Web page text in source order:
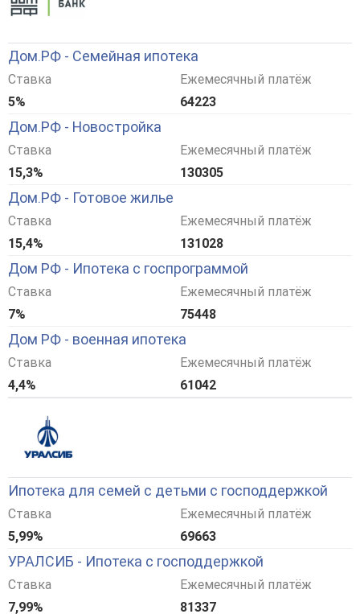
Дом.РФ - Семейная ипотека
Ставка
5%
Ежемесячный платёж
64223
Дом.РФ - Новостройка
Ставка
15,3%
Ежемесячный платёж
130305
Дом.РФ - Готовое жилье
Ставка
15,4%
Ежемесячный платёж
131028
Дом РФ - Ипотека с госпрограммой
Ставка
7%
Ежемесячный платёж
75448
Дом РФ - военная ипотека
Ставка
4,4%
Ежемесячный платёж
61042
Ипотека для семей с детьми с господдержкой
Ставка
5,99%
Ежемесячный платёж
69663
УРАЛСИБ - Ипотека с господдержкой
Ставка
7,99%
Ежемесячный платёж
81337